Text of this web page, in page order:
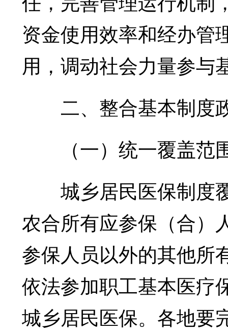
资金使用效率和经办管
用，调动社会力量参与
二、整合基本制度
（一）统一覆盖范
城乡居民医保制度
农合所有应参保（合）
参保人员以外的其他所
依法参加职工基本医疗
城乡居民医保。各地要